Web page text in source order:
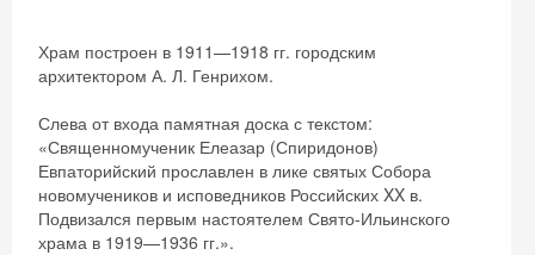
Храм построен в 1911—1918 гг. городским
архитектором А. Л. Генрихом.
Слева от входа памятная доска с текстом:
«Священномученик Елеазар (Спиридонов)
Евпаторийский прославлен в лике святых Собора
новомучеников и исповедников Российских XX в.
Подвизался первым настоятелем Свято-Ильинского
храма в 1919—1936 гг.».